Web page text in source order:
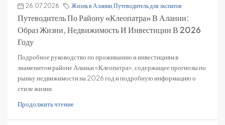
26.07.2026 Жизнь в Алании,Путеводитель для экспатов
Путеводитель По Району «Клеопатра» В Алании:
Образ Жизни, Недвижимость И Инвестиции В 2026
Году
Подробное руководство по проживанию и инвестициям в
знаменитом районе Аланьи «Клеопатра», содержащее прогнозы по
рынку недвижимости на 2026 год и подробную информацию о
стиле жизни.
Продолжить чтение